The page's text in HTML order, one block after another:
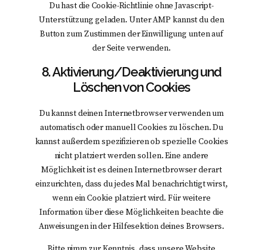
Du hast die Cookie-Richtlinie ohne Javascript-
Unterstützung geladen. Unter AMP kannst du den
Button zum Zustimmen der Einwilligung unten auf
der Seite verwenden.
8. Aktivierung/Deaktivierung und
Löschen von Cookies
Du kannst deinen Internetbrowser verwenden um
automatisch oder manuell Cookies zu löschen. Du
kannst außerdem spezifizieren ob spezielle Cookies
nicht platziert werden sollen. Eine andere
Möglichkeit ist es deinen Internetbrowser derart
einzurichten, dass du jedes Mal benachrichtigt wirst,
wenn ein Cookie platziert wird. Für weitere
Information über diese Möglichkeiten beachte die
Anweisungen in der Hilfesektion deines Browsers.